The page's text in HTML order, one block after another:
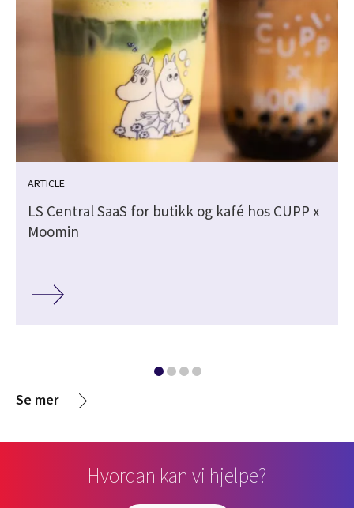
ARTICLE
LS Central SaaS for butikk og kafé hos CUPP x
Moomin
Se mer
Hvordan kan vi hjelpe?